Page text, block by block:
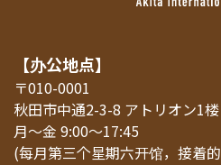
【办公地点】
〒010-0001
秋田市中通2-3-8 アトリオン1
月～金 9:00～17:45
(每月第三个星期六开馆，接着